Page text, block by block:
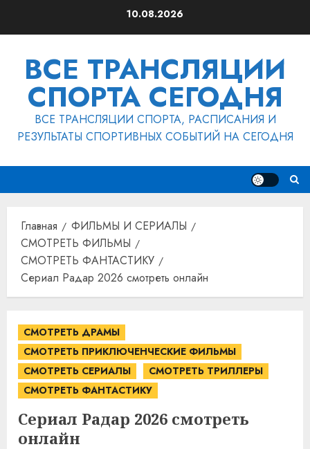
10.08.2026
ВСЕ ТРАНСЛЯЦИИ
СПОРТА СЕГОДНЯ
ВСЕ ТРАНСЛЯЦИИ СПОРТА, РАСПИСАНИЯ И
РЕЗУЛЬТАТЫ СПОРТИВНЫХ СОБЫТИЙ НА СЕГОДНЯ
Главная
ФИЛЬМЫ И СЕРИАЛЫ
СМОТРЕТЬ ФИЛЬМЫ
СМОТРЕТЬ ФАНТАСТИКУ
Сериал Радар 2026 смотреть онлайн
СМОТРЕТЬ ДРАМЫ
СМОТРЕТЬ ПРИКЛЮЧЕНЧЕСКИЕ ФИЛЬМЫ
СМОТРЕТЬ СЕРИАЛЫ
СМОТРЕТЬ ТРИЛЛЕРЫ
СМОТРЕТЬ ФАНТАСТИКУ
Сериал Радар 2026 смотреть
онлайн